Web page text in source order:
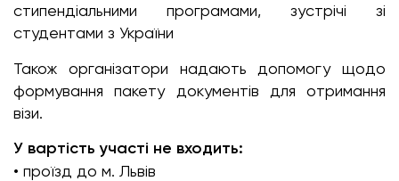
стипендіальними програмами, зустрічі зі
студентами з України
Також організатори надають допомогу щодо
формування пакету документів для отримання
візи.
У вартість участі не входить:
• проїзд до м. Львів